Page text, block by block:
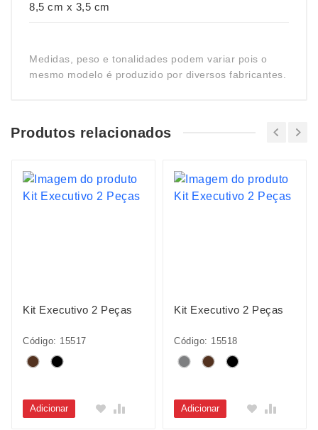
8,5 cm x 3,5 cm
Medidas, peso e tonalidades podem variar pois o
mesmo modelo é produzido por diversos fabricantes.
Produtos relacionados
Kit Executivo 2 Peças
Código: 15517
Adicionar
Kit Executivo 2 Peças
Código: 15518
Adicionar